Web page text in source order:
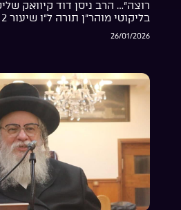
רוצה”… הרב ניסן דוד קיוואק
בליקוטי מוהר”ן תורה ל”ו שיעור 2 פרשת בא התשפ”ו
26/01/2026